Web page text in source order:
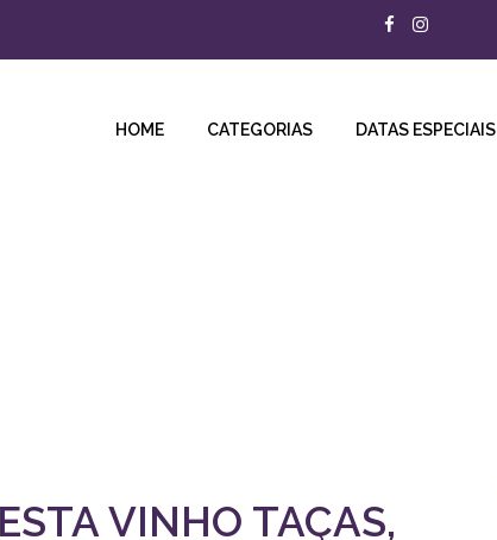
HOME CATEGORIAS DATAS ESPECIAIS
VINHO TAÇAS,